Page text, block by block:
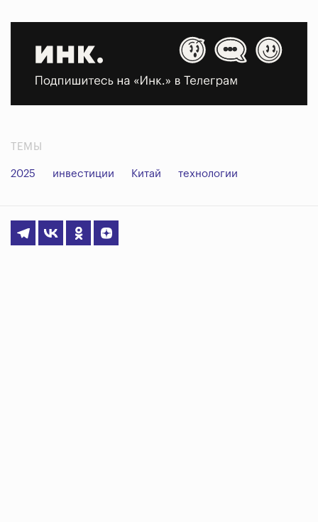
ТЕМЫ
2025 инвестиции Китай технологии